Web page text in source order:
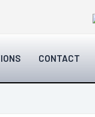
CONTACT